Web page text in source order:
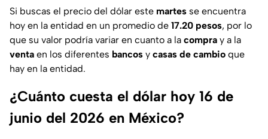
Si buscas el precio del dólar este martes se encuentra
hoy en la entidad en un promedio de 17.20 pesos, por lo
que su valor podría variar en cuanto a la compra y a la
venta en los diferentes bancos y casas de cambio que
hay en la entidad.
¿Cuánto cuesta el dólar hoy 16 de
junio del 2026 en México?